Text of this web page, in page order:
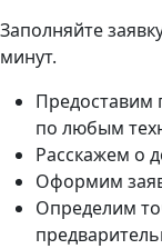
Заполняйте
минут.
Предоставим
по любым
Расскажем о
Оформим
Определим